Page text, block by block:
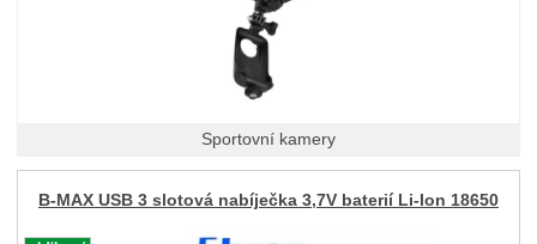
Sportovní kamery
B-MAX USB 3 slotová nabíječka 3,7V baterií Li-Ion 18650